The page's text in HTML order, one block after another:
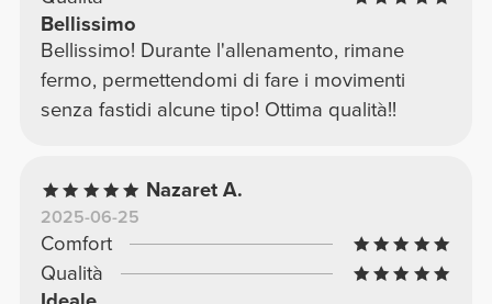
Bellissimo
Bellissimo! Durante l'allenamento, rimane
fermo, permettendomi di fare i movimenti
senza fastidi alcune tipo! Ottima qualità!!
Nazaret A.
2025-06-25
Comfort
Qualità